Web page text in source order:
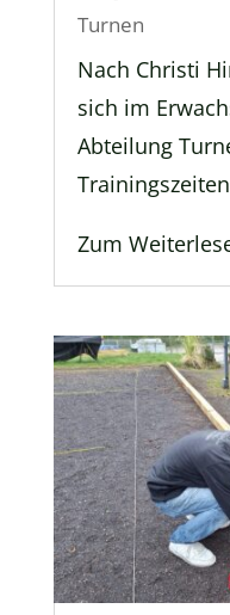
Turnen
Nach Christi
sich im
Abteilung
Zum